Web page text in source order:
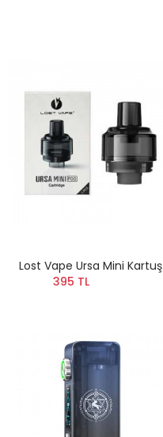
Lost Vape Ursa Mini Kartuş
395 TL